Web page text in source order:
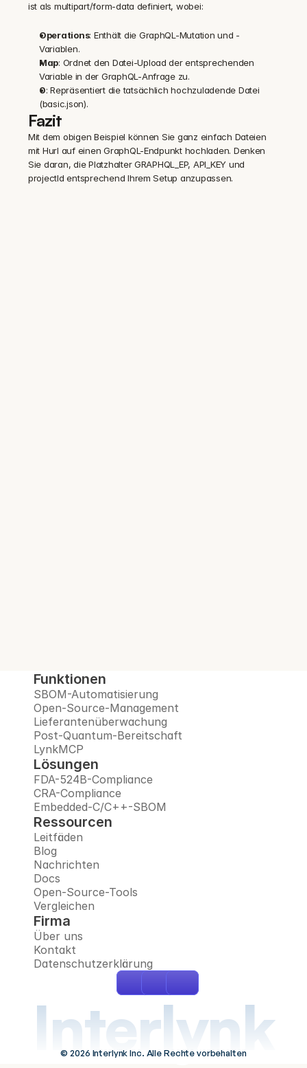
ist als multipart/form-data definiert, wobei:
Operations: Enthält die GraphQL-Mutation und -
Variablen.
Map: Ordnet den Datei-Upload der entsprechenden
Variable in der GraphQL-Anfrage zu.
0: Repräsentiert die tatsächlich hochzuladende Datei
(basic.json).
Fazit
Mit dem obigen Beispiel können Sie ganz einfach Dateien
mit Hurl auf einen GraphQL-Endpunkt hochladen. Denken
Sie daran, die Platzhalter GRAPHQL_EP, API_KEY und
projectId entsprechend Ihrem Setup anzupassen.
Funktionen
SBOM-Automatisierung
Open-Source-Management
Lieferantenüberwachung
Post-Quantum-Bereitschaft
LynkMCP
Lösungen
FDA-524B-Compliance
CRA-Compliance
Embedded-C/C++-SBOM
Ressourcen
Leitfäden
Blog
Nachrichten
Docs
Open-Source-Tools
Vergleichen
Firma
Über uns
Kontakt
Datenschutzerklärung
Interlynk
© 2026 Interlynk Inc. Alle Rechte vorbehalten